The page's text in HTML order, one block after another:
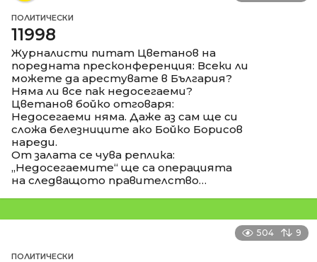
ПОЛИТИЧЕСКИ
11998
Журналисти питат Цветанов на
поредната пресконференция: Всеки ли
можете да арестувате в България?
Няма ли все пак недосегаеми?
Цветанов бойко отговаря:
Недосегаеми няма. Даже аз сам ще си
сложа белезниците ако Бойко Борисов
нареди.
От залата се чува реплика:
„Недосегаемите“ ще са операцията
на следващото правителство…
504 9
ПОЛИТИЧЕСКИ